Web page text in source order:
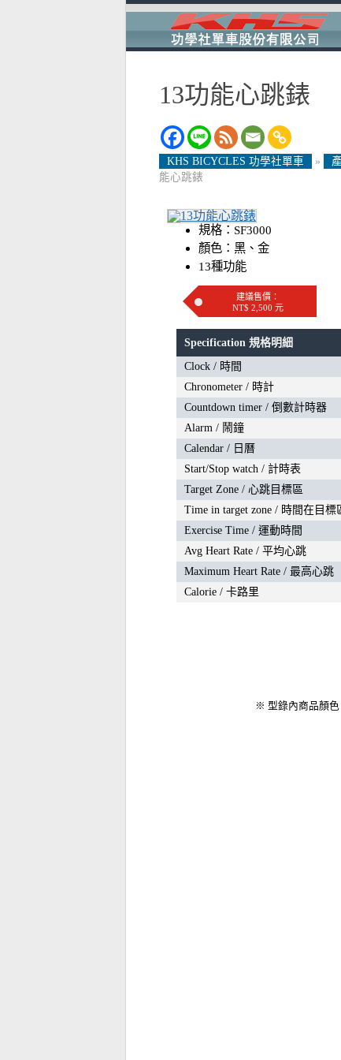
13功能心跳錶
KHS BICYCLES 功學社單車 »
能心跳錶
規格：SF3000
顏色：黑、金
13種功能
建議售價：
NT$ 2,500 元
Specification 規格明細
Clock / 時間
Chronometer / 時計
Countdown timer / 倒數計時器
Alarm / 鬧鐘
Calendar / 日曆
Start/Stop watch / 計時表
Target Zone / 心跳目標區
Time in target zone / 時間在目標
Exercise Time / 運動時間
Avg Heart Rate / 平均心跳
Maximum Heart Rate / 最高心跳
Calorie / 卡路里
※ 型錄內商品顏色